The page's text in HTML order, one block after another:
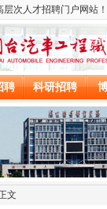
文